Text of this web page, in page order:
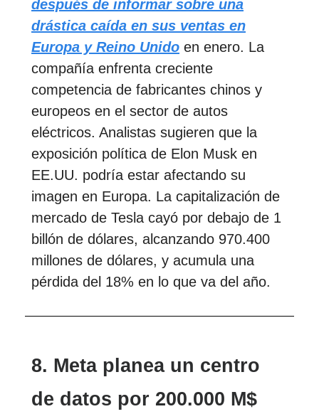
después de informar sobre una
drástica caída en sus ventas en
Europa y Reino Unido en enero. La
compañía enfrenta creciente
competencia de fabricantes chinos y
europeos en el sector de autos
eléctricos. Analistas sugieren que la
exposición política de Elon Musk en
EE.UU. podría estar afectando su
imagen en Europa. La capitalización de
mercado de Tesla cayó por debajo de 1
billón de dólares, alcanzando 970.400
millones de dólares, y acumula una
pérdida del 18% en lo que va del año.
8. Meta planea un centro
de datos por 200.000 M$